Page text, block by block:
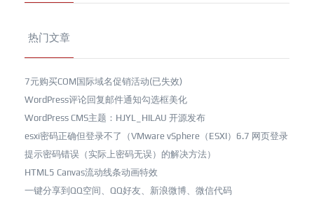
热门文章
7元购买COM国际域名促销活动(已失效)
WordPress评论回复邮件通知勾选框美化
WordPress CMS主题：HJYL_HILAU 开源发布
esxi密码正确但登录不了（VMware vSphere（ESXI）6.7 网页登录
提示密码错误（实际上密码无误）的解决方法）
HTML5 Canvas流动线条动画特效
一键分享到QQ空间、QQ好友、新浪微博、微信代码